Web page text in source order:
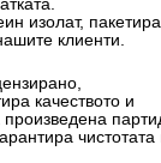
изолат,
клиенти.
качеството и
произведена
чистотата